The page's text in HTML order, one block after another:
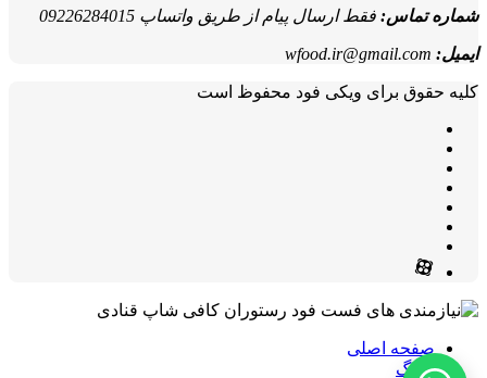
شماره تماس: فقط ارسال پیام از طریق واتساپ 09226284015
ایمیل: wfood.ir@gmail.com
کلیه حقوق برای ویکی فود محفوظ است
صفحه اصلی
وبلاگ